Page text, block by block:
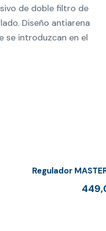
de doble filtro de
Diseño antiarena
se introduzcan en el
Regulador